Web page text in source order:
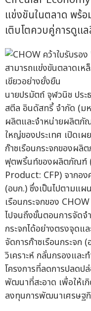
แข่งขันในตลาด พร้
เติบโตควบคู่การดูแ
นายปรมัตถ์ จุฬวนิช ประ
สตีล อินดัสทรี้ จำกัด (ม
ผลิตและจำหน่ายผลิตภั
ใหญ่ของประเทศ เปิดเผ
ก๊าซเรือนกระจกของผลิ
ฟุตพริ้นท์ของผลิตภัณ
Product: CFP) จากอง
(อบก.) ซึ่งเป็นไปตามแผ
เรือนกระจกของ
ไปจนถึงขั้นตอนการจัดจ
กระจกได้อย่างตรงจุดแ
จัดการก๊าซเรือนกระจก
วิเคราะห์ กลั่นกรองและ
โครงการที่ลดการปลดป
พัฒนาที่สะอาด เพื่อให้เ
ลงทุนการพัฒนาเศรษฐ